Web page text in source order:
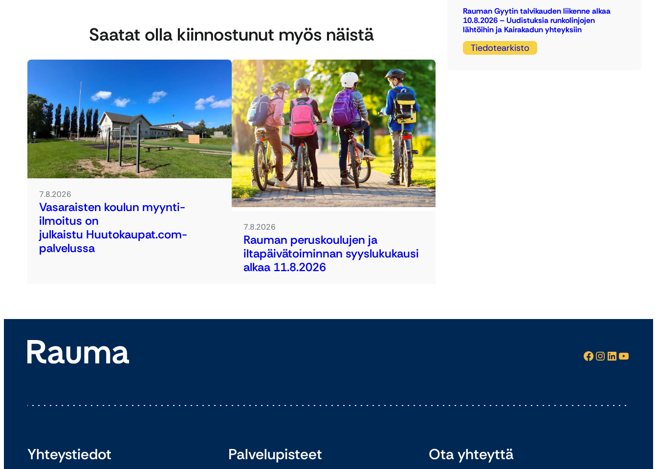
Saatat olla kiinnostunut myös näistä
7.8.2026
Vasaraisten koulun myynti-
ilmoitus on
julkaistu Huutokaupat.com-
palvelussa
7.8.2026
Rauman peruskoulujen ja
iltapäivätoiminnan syyslukukausi
alkaa 11.8.2026
Rauman Gyytin talvikauden liikenne alkaa
10.8.2026 – Uudistuksia runkolinjojen
lähtöihin ja Kairakadun yhteyksiin
Tiedotearkisto
Facebook InstagramLinkedIn YouTube
Yhteystiedot Palvelupisteet Ota yhteyttä